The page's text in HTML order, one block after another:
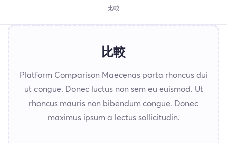
比較
比較
Platform Comparison Maecenas porta rhoncus dui
ut congue. Donec luctus non sem eu euismod. Ut
rhoncus mauris non bibendum congue. Donec
maximus ipsum a lectus sollicitudin.